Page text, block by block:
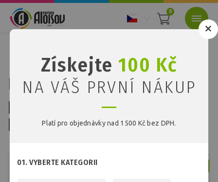
0
Barevný recyklovaný papír hnědý A2/180g/200 listů
Barevný recyklovaný
papír hnědý A2/180g/200
listů
Získejte100 Kč
NA VÁŠ PRVNÍ NÁKUP
Platí pro objednávky nad 1500 Kč bez DPH.
01. VYBERTE KATEGORII